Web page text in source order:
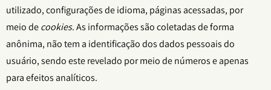
utilizado, configurações de idioma, páginas acessadas, por
meio decookies. As informações são coletadas de forma
anônima, não tem a identificação dos dados pessoais do
usuário, sendo este revelado por meio de números e apenas
para efeitos analíticos.